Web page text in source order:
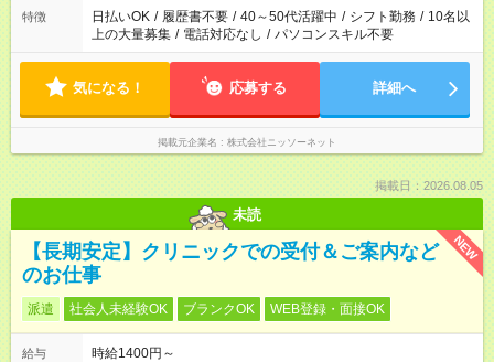
特徴 日払いOK / 履歴書不要 / 40～50代活躍中 / シフト勤務 / 10名以
上の大量募集 / 電話対応なし / パソコンスキル不要
気になる！ 応募する 詳細へ
掲載元企業名 株式会社ニッソーネット
掲載日：2026.08.05
未読
NEW
【長期安定】クリニックでの受付＆ご案内など
のお仕事
派遣 社会人未経験OK ブランクOK WEB登録・面接OK
給与
時給1400円～